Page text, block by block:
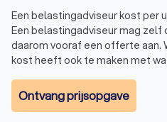
Een belastingadviseur kost per
Een belastingadviseur mag zelf
daarom vooraf een offerte aan.
kost heeft ook te maken met
Ontvang prijsopgave